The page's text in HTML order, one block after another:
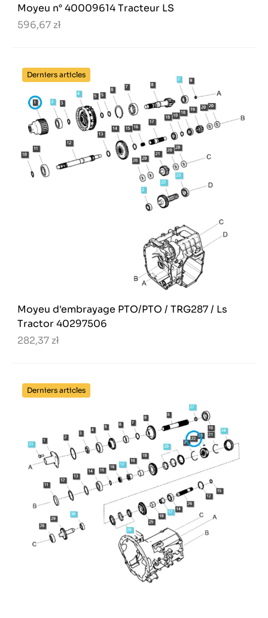
Moyeu n° 40009614 Tracteur LS
596,67 zł
Derniers articles
Moyeu d'embrayage PTO/PTO / TRG287 / Ls
Tractor 40297506
282,37 zł
Derniers articles